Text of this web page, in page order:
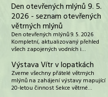
Den otevřených mlýnů 9. 5.
2026 - seznam otevřených
větrných mlýnů
Den otevřených mlýnů 9. 5. 2026
Kompletní, aktualizovaný přehled
všech zapojených vodních i…
Výstava Vítr v lopatkách
Zveme všechny přátelé větrných
mlýnů na zahájení výstavy mapující
20-letou činnost Sekce větrné…